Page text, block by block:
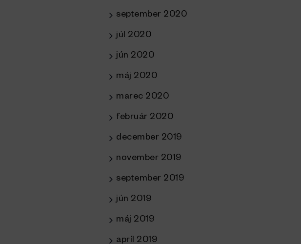
september 2020
júl 2020
jún 2020
máj 2020
marec 2020
február 2020
december 2019
november 2019
september 2019
jún 2019
máj 2019
apríl 2019